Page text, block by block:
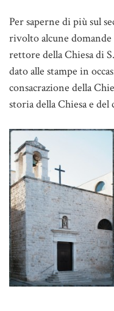
Per saperne di più sul
rivolto alcune
rettore della Chiesa di
dato alle stampe in
consacrazione della
storia della Chiesa e